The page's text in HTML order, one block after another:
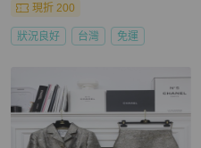
現折 200
狀況良好 台灣 免運